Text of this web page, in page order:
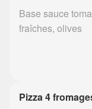
Base sauce
fraîches, olives
Pizza 4